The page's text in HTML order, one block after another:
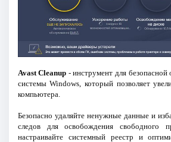
Avast Cleanup - инструмент для
системы Windows, который позволяет
компьютера.
Безопасно удаляйте ненужные данные и
следов для освобождения свободного
настраивайте системный реестр и